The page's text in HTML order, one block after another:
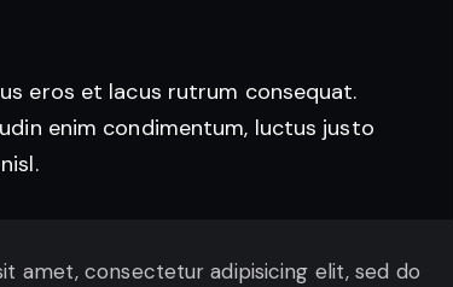
eros et lacus rutrum consequat.
enim condimentum, luctus justo
amet, consectetur adipisicing elit, sed do